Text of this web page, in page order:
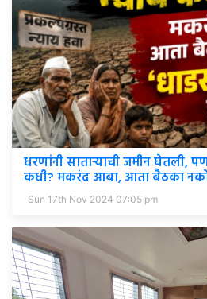
धरणांनी साताऱ्याची जमीन घेतली, पण
कधी? मकरंद आबा, आता बैठका
Sun 17th Nov 2024 07:05 pm